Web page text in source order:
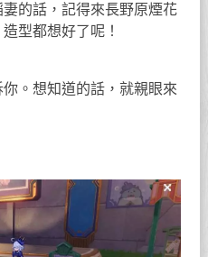
的話，記得來長野原煙花
型都想好了呢！
。想知道的話，就親眼來